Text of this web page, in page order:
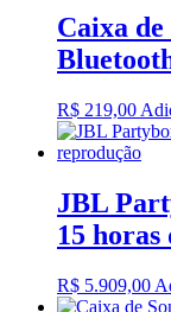
Caixa
R$ 219,00
JBL
15 horas
R$ 5.909,00